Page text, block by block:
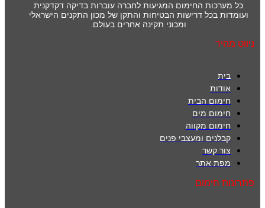
כל מערכות החימום המגיעות לחברה עוברות בדיקה דקדקנית
ועומדות בכל דרישות הבטיחות והתקן של מכון התקנים הישראלי
ומכוני תקינה אחרים בעולם.
ניווט מהיר
בית
אודות
חימום הבית
חימום מים
חימום מקווה
קבלנים ומעצבי פנים
צור קשר
מפת אתר
פתרונות חימום